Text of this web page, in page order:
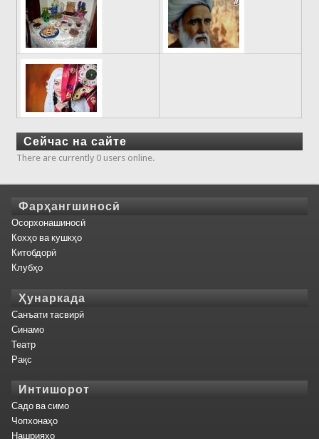
Сейчас на сайте
There are currently 0 users online.
Фарҳангшиносӣ
Осорхонашиносӣ
Кохҳо ва кушкҳо
Китобдорӣ
Клубҳо
Ҳунаркада
Санъати тасвирӣ
Синамо
Театр
Рақс
Интишорот
Садо ва симо
Чопхонаҳо
Нашрияҳо